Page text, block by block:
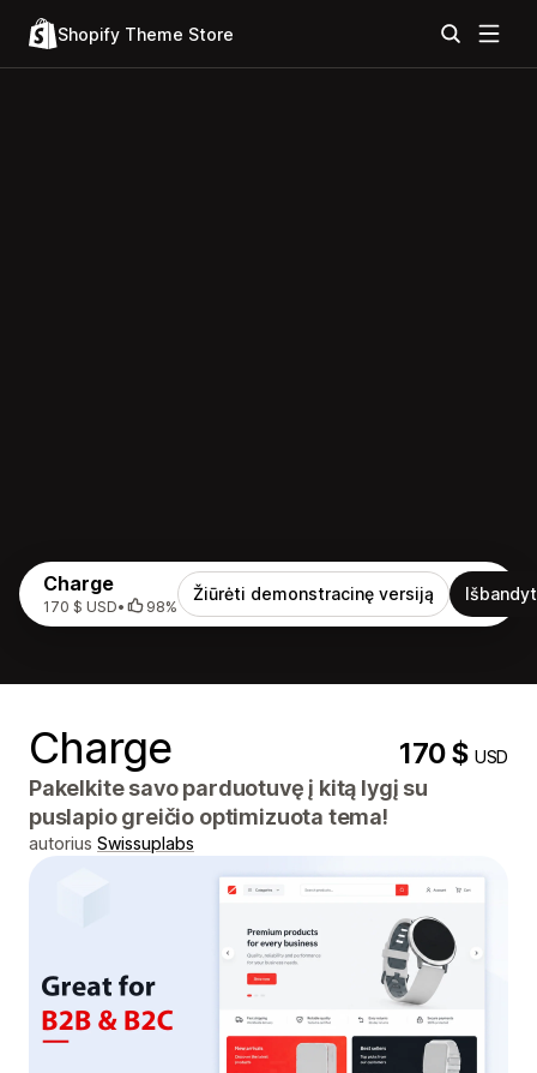
Shopify Theme Store
Charge
170 $ USD• 98%
Žiūrėti demonstracinę versiją
Charge 170 $USD
Pakelkite savo parduotuvę į kitą lygį su
puslapio greičio optimizuota tema!
autorius Swissuplabs